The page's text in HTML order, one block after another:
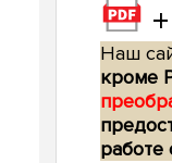
+
Наш
кроме
работе